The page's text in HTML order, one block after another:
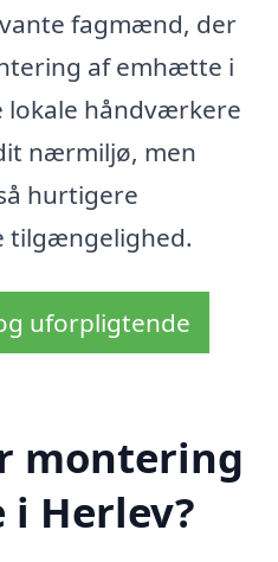
fagmænd, der
af emhætte i
lokale håndværkere
nærmiljø, men
hurtigere
tilgængelighed.
uforpligtende
montering
Herlev?